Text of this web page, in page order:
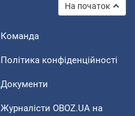
На початок
Команда
Політика конфіденційності
Документи
Журналісти OBOZ.UA на